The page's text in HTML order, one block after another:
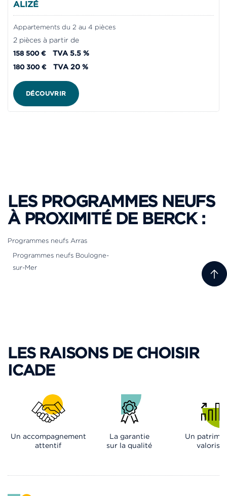
ALIZÉ
Appartements du 2 au 4 pièces
2 pièces à partir de
158 500 € TVA 5.5 %
180 300 € TVA 20 %
DÉCOUVRIR
LES PROGRAMMES NEUFS
À PROXIMITÉ DE BERCK :
Programmes neufs Arras
Programmes neufs Boulogne-
sur-Mer
LES RAISONS DE CHOISIR
ICADE
Un accompagnement
attentif
La garantie
sur la qualité
Un
valorisé